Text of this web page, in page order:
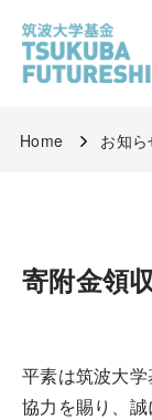
Home お知ら
寄附金領
平素は筑波大
協力を賜り、誠